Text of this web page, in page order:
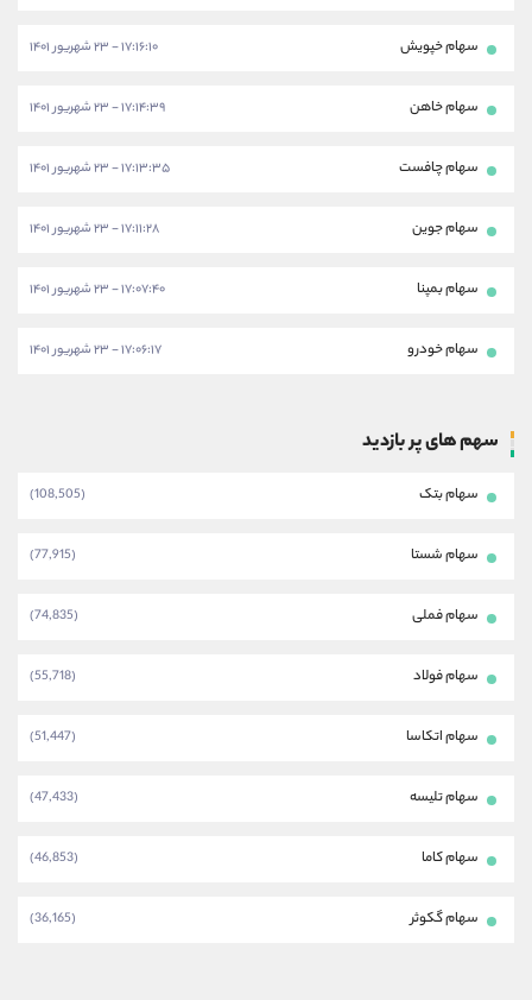
سهام خپویش ۱۷:۱۶:۱۰ - ۲۳ شهریور ۱۴۰۱
سهام خاهن ۱۷:۱۴:۳۹ - ۲۳ شهریور ۱۴۰۱
سهام چافست ۱۷:۱۳:۳۵ - ۲۳ شهریور ۱۴۰۱
سهام جوین ۱۷:۱۱:۲۸ - ۲۳ شهریور ۱۴۰۱
سهام بمپنا ۱۷:۰۷:۴۰ - ۲۳ شهریور ۱۴۰۱
سهام خودرو ۱۷:۰۶:۱۷ - ۲۳ شهریور ۱۴۰۱
سهم های پر بازدید
سهام بتک (108,505)
سهام شستا (77,915)
سهام فملی (74,835)
سهام فولاد (55,718)
سهام اتکاسا (51,447)
سهام تلیسه (47,433)
سهام کاما (46,853)
سهام گکوثر (36,165)